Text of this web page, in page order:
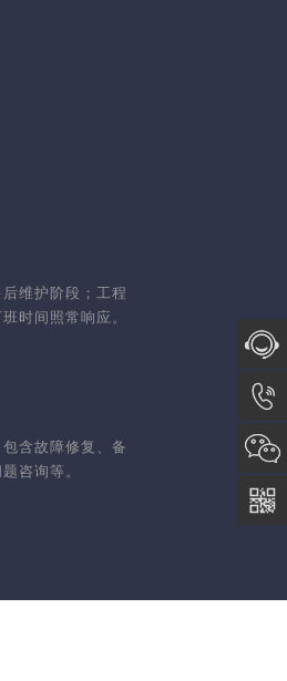
维护阶段；工程
时间照常响应。
含故障修复、备
咨询等。
在线咨
询
023-
6153-